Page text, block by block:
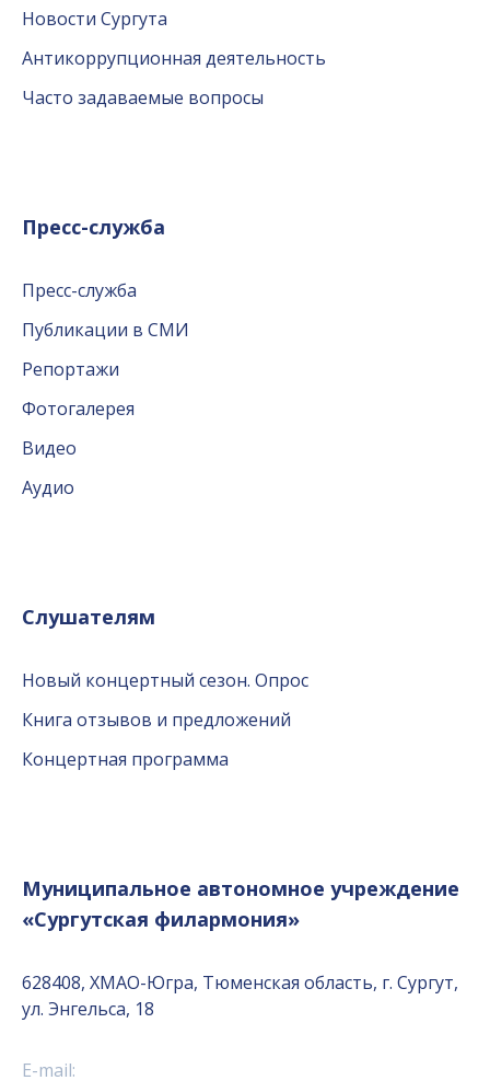
Новости Сургута
Антикоррупционная деятельность
Часто задаваемые вопросы
Пресс-служба
Пресс-служба
Публикации в СМИ
Репортажи
Фотогалерея
Видео
Аудио
Слушателям
Новый концертный сезон. Опрос
Книга отзывов и предложений
Концертная программа
Муниципальное автономное учреждение
«Сургутская филармония»
628408, ХМАО-Югра, Тюменская область, г. Сургут,
ул. Энгельса, 18
E-mail: